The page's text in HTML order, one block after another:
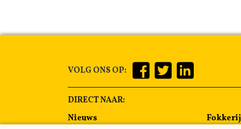
VOLG ONS OP:
DIRECT NAAR:
Nieuws
Fokkerij